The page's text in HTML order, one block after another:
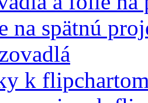
na spätnú
k